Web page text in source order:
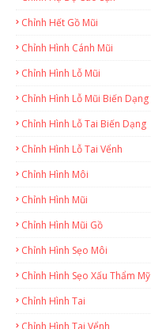
Chỉnh Hết Gồ Mũi
Chỉnh Hình Cánh Mũi
Chỉnh Hình Lỗ Mũi
Chỉnh Hình Lỗ Mũi Biến Dạng
Chỉnh Hình Lỗ Tai Biến Dạng
Chỉnh Hình Lỗ Tai Vểnh
Chỉnh Hình Môi
Chỉnh Hình Mũi
Chỉnh Hình Mũi Gồ
Chỉnh Hình Sẹo Môi
Chỉnh Hình Sẹo Xấu Thẩm Mỹ
Chỉnh Hình Tai
Chỉnh Hình Tai Vểnh